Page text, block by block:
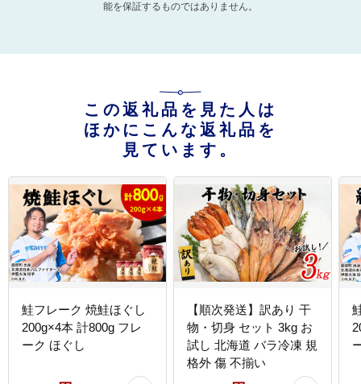
能を保証するものではありません。
この返礼品を見た人は
ほかにこんな返礼品を
見ています。
鮭フレーク 焼鮭ほぐし
200g×4本 計800g フレ
ーク ほぐし
【順次発送】訳あり 干
物・切身 セット 3kg お
試し 北海道 バラ冷凍 規
格外 傷 不揃い